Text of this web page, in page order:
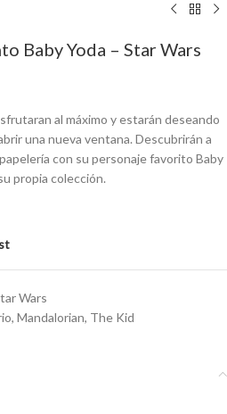
Baby Yoda – Star Wars
al máximo y estarán deseando
una nueva ventana. Descubrirán a
con su personaje favorito Baby
propia colección.
Wars
, Mandalorian, The Kid